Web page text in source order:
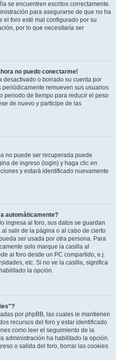
se encuentren escritos correctamente.
para asegurarse de que no ha
el foro esté mal configurado por su
por lo que necesitaría ser
no puedo conectarme!
desactivado o borrado su cuenta por
remueven sus usuarios
periodo de tiempo para reducir el peso
de nuevo y participe de las
no puede ser recuperada puede
de ingreso (login) y haga clic en
y estará identificado nuevamente
automáticamente?
ingresa al foro, sus datos se guardan
salir de la página o al cabo de cierto
ser usada por otra persona. Para
solo marque la casilla al
al foro desde un PC compartido, e.j.
etc. Si no ve la casilla, significa
la opción.
por phpBB, las cuales le mantienen
recursos del foro y estar identificado
como leer el seguimiento de la
administración ha habilitado la opción.
o salida del foro, borrar las cookies